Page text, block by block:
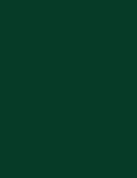
prisen